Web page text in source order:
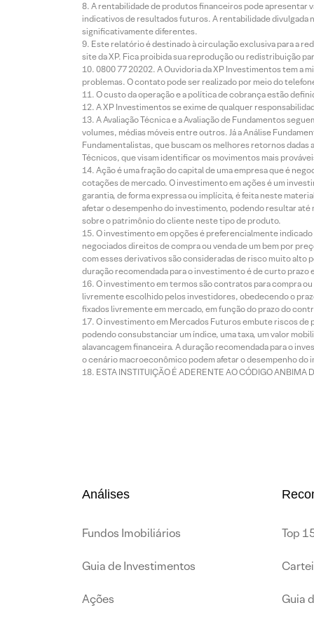
A rentabilidade de produtos financeiros pode apresentar
indicativos de resultados futuros. A rentabilidade divulgada
significativamente diferentes.
Este relatório é destinado à circulação exclusiva para a
site da XP. Fica proibida sua reprodução ou redistribuição
0800 77 20202. A Ouvidoria da XP Investimentos tem a
problemas. O contato pode ser realizado por meio do
O custo da operação e a política de cobrança estão
A XP Investimentos se exime de qualquer
A Avaliação Técnica e a Avaliação de Fundamentos
volumes, médias móveis entre outros. Já a Análise
Fundamentalistas, que buscam os melhores retornos
Técnicos, que visam identificar os movimentos mais
Ação é uma fração do capital de uma empresa que é
cotações de mercado. O investimento em ações é um
garantia, de forma expressa ou implícita, é feita neste
afetar o desempenho do investimento, podendo resultar
sobre o patrimônio do cliente neste tipo de produto.
O investimento em opções é preferencialmente
negociados direitos de compra ou venda de um bem por
com esses derivativos são consideradas de risco muito alto
duração recomendada para o investimento é de curto
O investimento em termos são contratos para compra
livremente escolhido pelos investidores, obedecendo o
fixados livremente em mercado, em função do prazo do
O investimento em Mercados Futuros embute riscos
podendo consubstanciar um índice, uma taxa, um valor
alavancagem financeira. A duração recomendada para o
o cenário macroeconômico podem afetar o desempenho do
ESTA INSTITUIÇÃO É ADERENTE AO CÓDIGO ANBIMA
Análises
Fundos Imobiliários
Guia de Investimentos
Ações
Top
Guia